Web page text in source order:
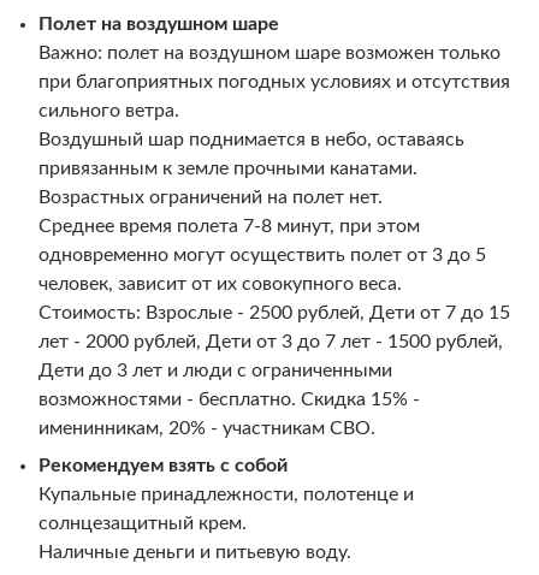
Полет на воздушном шаре
Важно: полет на воздушном шаре возможен только
при благоприятных погодных условиях и отсутствия
сильного ветра.
Воздушный шар поднимается в небо, оставаясь
привязанным к земле прочными канатами.
Возрастных ограничений на полет нет.
Среднее время полета 7-8 минут, при этом
одновременно могут осуществить полет от 3 до 5
человек, зависит от их совокупного веса.
Стоимость: Взрослые - 2500 рублей, Дети от 7 до 15
лет - 2000 рублей, Дети от 3 до 7 лет - 1500 рублей,
Дети до 3 лет и люди с ограниченными
возможностями - бесплатно. Скидка 15% -
именинникам, 20% - участникам СВО.
Рекомендуем взять с собой
Купальные принадлежности, полотенце и
солнцезащитный крем.
Наличные деньги и питьевую воду.